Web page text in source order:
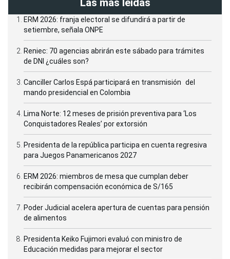
Gracias a nuestra ubicación geográfica,
poseemos grandes ecosistemas que nos
brindan una serie de beneficios que hacen
posible la vida ????
? Conoce y sorpréndete de la magnitud de
nuestros bosques aquí:
https://t.co/wyQSk3C2em
pic.twitter.com/rdifmMorok
— ProgramaBosques
(@ProgramaBosques)24 de abril de
2018
Este programa tiene como objetivocontribuir a la
conservación de bosquesy promover el
Las más leídas
ERM 2026: franja electoral se difundirá a partir de
setiembre, señala ONPE
Reniec: 70 agencias abrirán este sábado para trámites
de DNI ¿cuáles son?
Canciller Carlos Espá participará en transmisión del
mando presidencial en Colombia
Lima Norte: 12 meses de prisión preventiva para ‘Los
Conquistadores Reales’ por extorsión
Presidenta de la república participa en cuenta regresiva
para Juegos Panamericanos 2027
ERM 2026: miembros de mesa que cumplan deber
recibirán compensación económica de S/165
Poder Judicial acelera apertura de cuentas para pensión
de alimentos
Presidenta Keiko Fujimori evaluó con ministro de
Educación medidas para mejorar el sector